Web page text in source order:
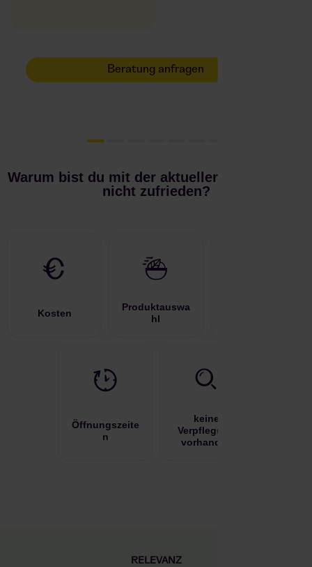
Beratung anfragen
RELEVANZ